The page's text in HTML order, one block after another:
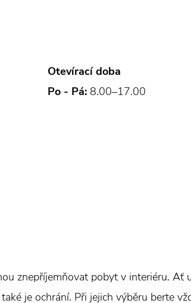
Otevírací doba
Po - Pá: 8.00–17.00
znepříjemňovat pobyt v interiéru. Ať
je ochrání. Při jejich výběru berte